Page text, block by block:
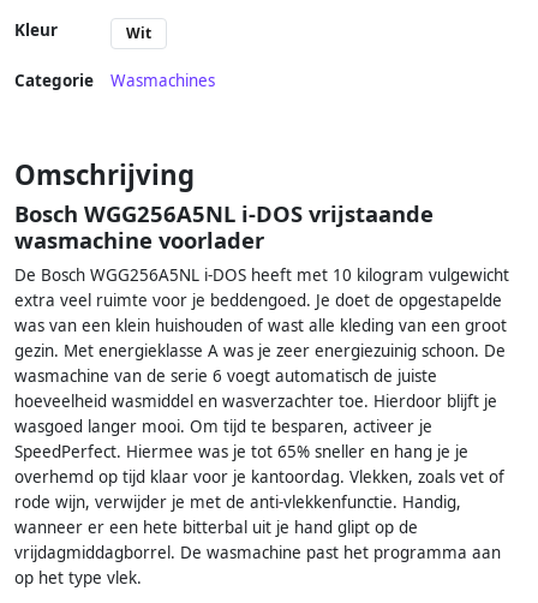
Kleur Wit
Categorie Wasmachines
Omschrijving
Bosch WGG256A5NL i-DOS vrijstaande
wasmachine voorlader
De Bosch WGG256A5NL i-DOS heeft met 10 kilogram vulgewicht
extra veel ruimte voor je beddengoed. Je doet de opgestapelde
was van een klein huishouden of wast alle kleding van een groot
gezin. Met energieklasse A was je zeer energiezuinig schoon. De
wasmachine van de serie 6 voegt automatisch de juiste
hoeveelheid wasmiddel en wasverzachter toe. Hierdoor blijft je
wasgoed langer mooi. Om tijd te besparen, activeer je
SpeedPerfect. Hiermee was je tot 65% sneller en hang je je
overhemd op tijd klaar voor je kantoordag. Vlekken, zoals vet of
rode wijn, verwijder je met de anti-vlekkenfunctie. Handig,
wanneer er een hete bitterbal uit je hand glipt op de
vrijdagmiddagborrel. De wasmachine past het programma aan
op het type vlek.